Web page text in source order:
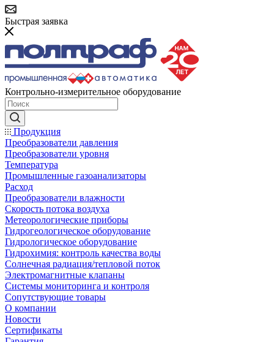
Быстрая заявка
Контрольно-измерительное оборудование
Продукция
Преобразователи давления
Преобразователи уровня
Температура
Промышленные газоанализаторы
Расход
Преобразователи влажности
Скорость потока воздуха
Метеорологические приборы
Гидрогеологическое оборудование
Гидрологическое оборудование
Гидрохимия: контроль качества воды
Солнечная радиация/тепловой поток
Электромагнитные клапаны
Системы мониторинга и контроля
Сопутствующие товары
О компании
Новости
Сертификаты